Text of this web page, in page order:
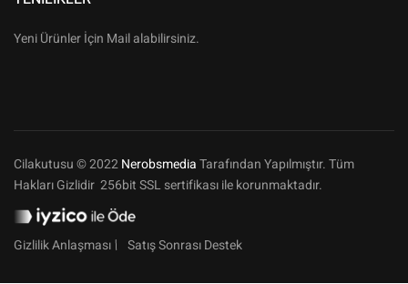
Yeni Ürünler İçin Mail alabilirsiniz.
Cilakutusu © 2022NerobsmediaTarafından Yapılmıştır. Tüm
Hakları Gizlidir 256bit SSL sertifikası ile korunmaktadır.
Gizlilik Anlaşması Satış Sonrası Destek